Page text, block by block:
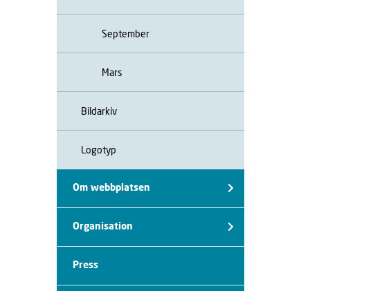
September
Mars
Bildarkiv
Logotyp
Om webbplatsen
Organisation
Press